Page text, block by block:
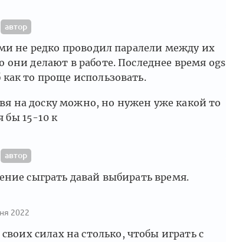
автор
не редко проводил паралели между их
они делают в работе. Последнее время ogs
то проще использовать.
на доску можно, но нужен уже какой то
бы 15-10 к
автор
сыграть давай выбирать время.
2022
силах на столько, чтобы играть с